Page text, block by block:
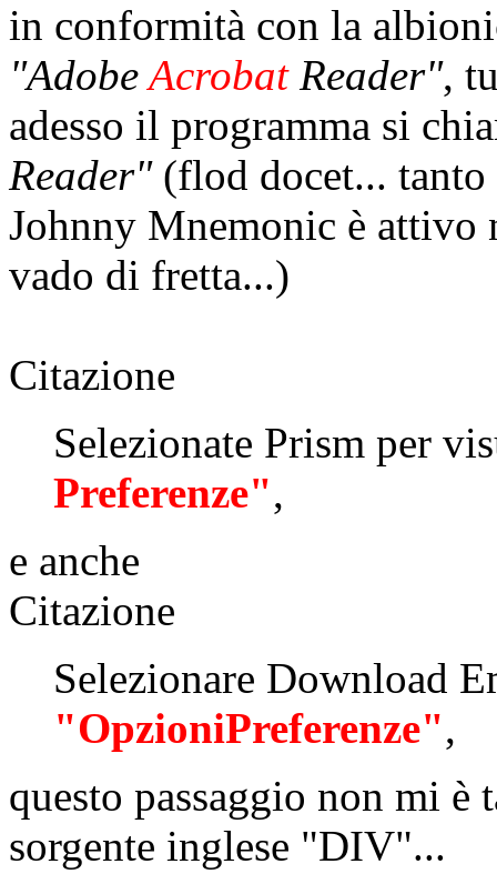
in conformità con la
"AdobeAcrobatReader",
adesso il programma si
Reader" (flod docet... tanto
Johnny Mnemonic è attivo
vado di fretta...)
Citazione
Selezionate Prism per
Preferenze",
e anche
Citazione
Selezionare Download
"OpzioniPreferenze",
questo passaggio non mi è
sorgente inglese "DIV"...